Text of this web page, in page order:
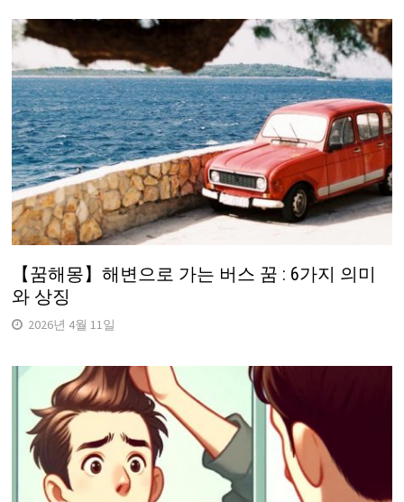
【꿈해몽】해변으로 가는 버스 꿈 : 6가지 의미
와 상징
2026년 4월 11일